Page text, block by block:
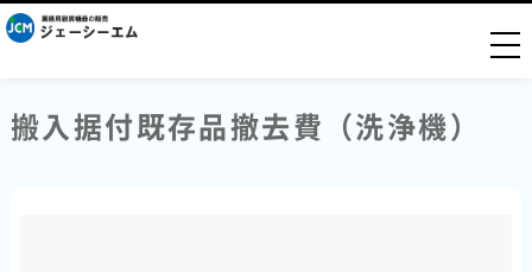
搬入据付既存品撤去費（洗浄機）